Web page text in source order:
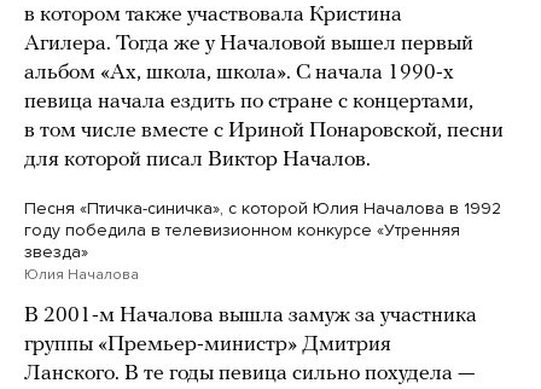
в котором также участвовала Кристина
Агилера. Тогда же у Началовой вышел первый
альбом «Ах, школа, школа». С начала 1990-х
певица начала ездить по стране с концертами,
в том числе вместе с Ириной Понаровской, песни
для которой писал Виктор Началов.
Песня «Птичка-синичка», с которой Юлия Началова в 1992
году победила в телевизионном конкурсе «Утренняя
звезда»
Юлия Началова
В 2001-м Началова вышла замуж за участника
группы «Премьер-министр» Дмитрия
Ланского. В те годы певица сильно похудела —